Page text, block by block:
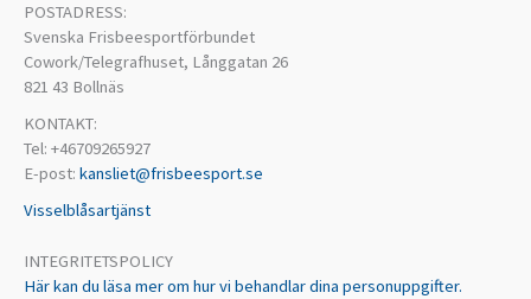
POSTADRESS:
Svenska Frisbeesportförbundet
Cowork/Telegrafhuset, Långgatan 26
821 43 Bollnäs
KONTAKT:
Tel: +46709265927
E-post: kansliet@frisbeesport.se
Visselblåsartjänst
INTEGRITETSPOLICY
Här kan du läsa mer om hur vi behandlar dina personuppgifter.